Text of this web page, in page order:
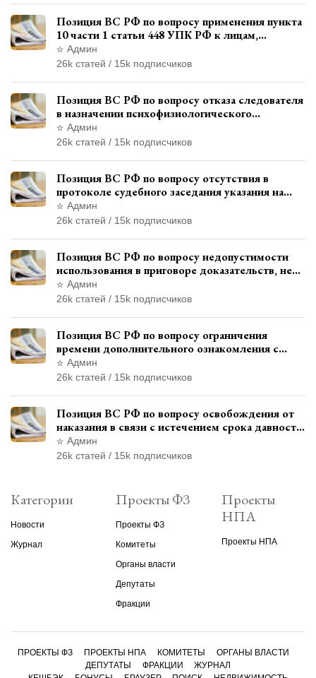
Позиция ВС РФ по вопросу применения пункта
10 части 1 статьи 448 УПК РФ к лицам,
уволенным из следственных органов
Админ
26k статей / 15k подписчиков
Позиция ВС РФ по вопросу отказа следователя
в назначении психофизиологического
исследования показаний обвиняемой с
использованием полиграфа
Админ
26k статей / 15k подписчиков
Позиция ВС РФ по вопросу отсутствия в
протоколе судебного заседания указания на
возможность выступления в прениях сторон
при наличии аудиозаписи
Админ
26k статей / 15k подписчиков
Позиция ВС РФ по вопросу недопустимости
использования в приговоре доказательств, не
исследованных в судебном заседании
Админ
26k статей / 15k подписчиков
Позиция ВС РФ по вопросу ограничения
времени дополнительного ознакомления с
материалами уголовного дела
Админ
26k статей / 15k подписчиков
Позиция ВС РФ по вопросу освобождения от
наказания в связи с истечением срока давности
уголовного преследования
Админ
26k статей / 15k подписчиков
Категории
Новости
Журнал
Проекты ФЗ
Проекты ФЗ
Комитеты
Органы власти
Депутаты
Фракции
Проекты
НПА
Проекты НПА
ПРОЕКТЫ ФЗ ПРОЕКТЫ НПА КОМИТЕТЫ
ОРГАНЫ ВЛАСТИ
ДЕПУТАТЫ
ФРАКЦИИ
ЖУРНАЛ